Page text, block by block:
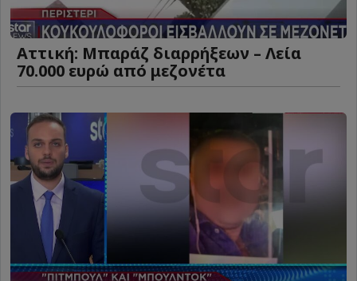
Αττική: Μπαράζ διαρρήξεων – Λεία
70.000 ευρώ από μεζονέτα